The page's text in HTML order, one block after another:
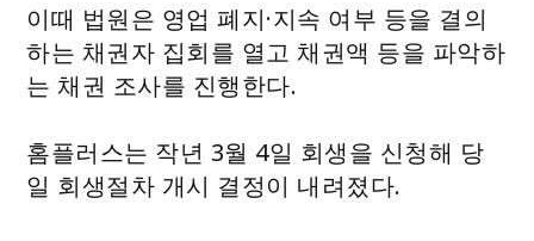
이때 법원은 영업 폐지·지속 여부 등을 결의
하는 채권자 집회를 열고 채권액 등을 파악하
는 채권 조사를 진행한다.
홈플러스는 작년 3월 4일 회생을 신청해 당
일 회생절차 개시 결정이 내려졌다.